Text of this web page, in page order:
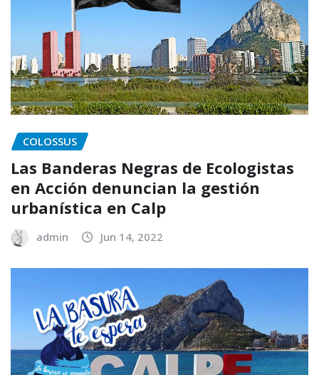
COLOSSUS
Las Banderas Negras de Ecologistas
en Acción denuncian la gestión
urbanística en Calp
admin Jun 14, 2022